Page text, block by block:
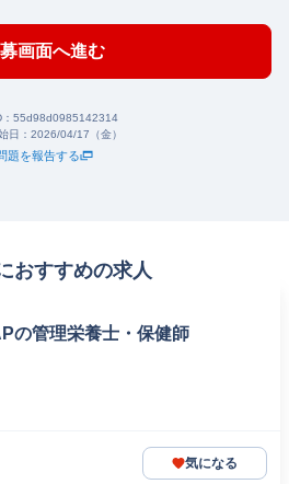
画面へ進む
55d98d0985142314
日： 2026/04/17（金）
題を報告する
おすすめの求人
の管理栄養士・保健師
気になる